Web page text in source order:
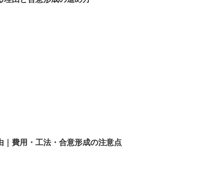
費用・工法・合意形成の注意点